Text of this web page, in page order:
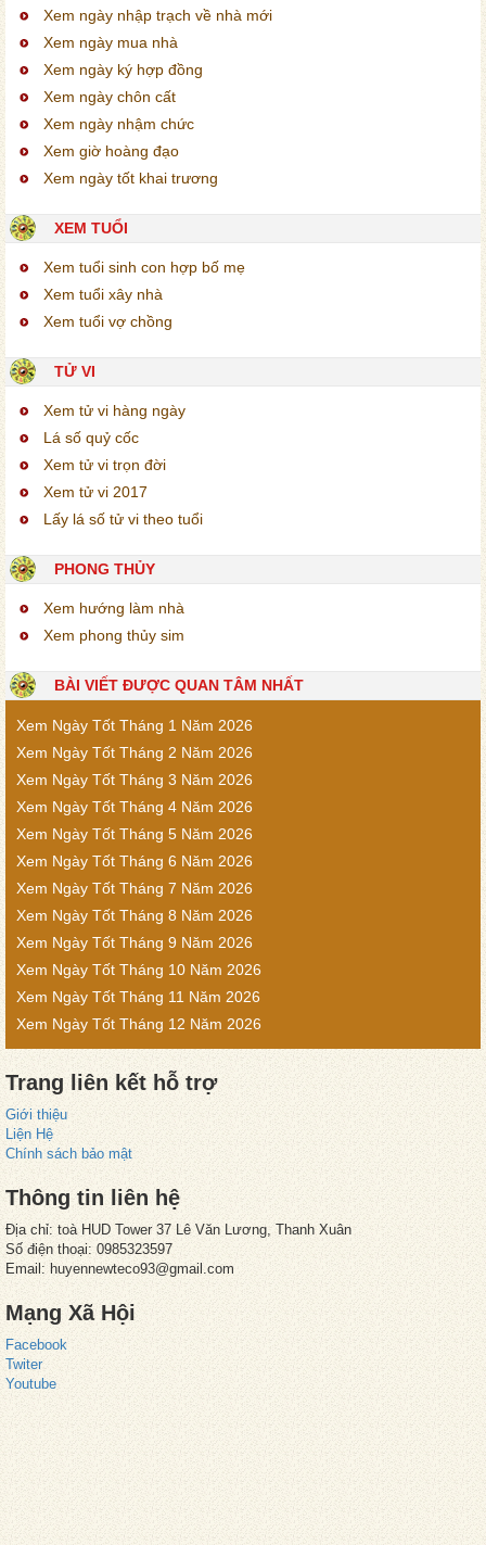
Xem ngày nhập trạch về nhà mới
Xem ngày mua nhà
Xem ngày ký hợp đồng
Xem ngày chôn cất
Xem ngày nhậm chức
Xem giờ hoàng đạo
Xem ngày tốt khai trương
XEM TUỔI
Xem tuổi sinh con hợp bố mẹ
Xem tuổi xây nhà
Xem tuổi vợ chồng
TỬ VI
Xem tử vi hàng ngày
Lá số quỷ cốc
Xem tử vi trọn đời
Xem tử vi 2017
Lấy lá số tử vi theo tuổi
PHONG THỦY
Xem hướng làm nhà
Xem phong thủy sim
BÀI VIẾT ĐƯỢC QUAN TÂM NHẤT
Xem Ngày Tốt Tháng 1 Năm 2026
Xem Ngày Tốt Tháng 2 Năm 2026
Xem Ngày Tốt Tháng 3 Năm 2026
Xem Ngày Tốt Tháng 4 Năm 2026
Xem Ngày Tốt Tháng 5 Năm 2026
Xem Ngày Tốt Tháng 6 Năm 2026
Xem Ngày Tốt Tháng 7 Năm 2026
Xem Ngày Tốt Tháng 8 Năm 2026
Xem Ngày Tốt Tháng 9 Năm 2026
Xem Ngày Tốt Tháng 10 Năm 2026
Xem Ngày Tốt Tháng 11 Năm 2026
Xem Ngày Tốt Tháng 12 Năm 2026
Trang liên kết hỗ trợ
Giới thiệu
Liện Hệ
Chính sách bảo mật
Thông tin liên hệ
Địa chỉ: toà HUD Tower 37 Lê Văn Lương, Thanh Xuân
Số điện thoại: 0985323597
Email: huyennewteco93@gmail.com
Mạng Xã Hội
Facebook
Twiter
Youtube